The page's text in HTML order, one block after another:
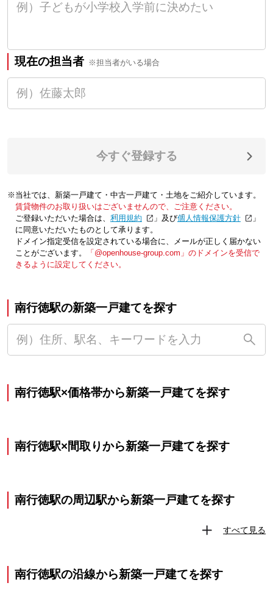
現在の担当者 ※担当者がいる場合
今すぐ登録する
※当社では、新築一戸建て・中古一戸建て・土地をご紹介しています。
賃貸物件のお取り扱いはございませんので、ご注意ください。
ご登録いただいた場合は、「利用規約 」及び「個人情報保護方針
」
に同意いただいたものとして承ります。
ドメイン指定受信を設定されている場合に、メールが正しく届かない
ことがございます。
「@openhouse-group.com」のドメインを受信で
きるように設定してください。
南行徳駅の新築一戸建てを探す
南行徳駅×価格帯から新築一戸建てを探す
南行徳駅×間取りから新築一戸建てを探す
南行徳駅の周辺駅から新築一戸建てを探す
すべて見る
南行徳駅の沿線から新築一戸建てを探す